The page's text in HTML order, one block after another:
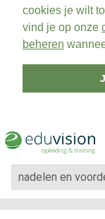
cookies je wilt
vind je op onze
beheren
CATEGORIE